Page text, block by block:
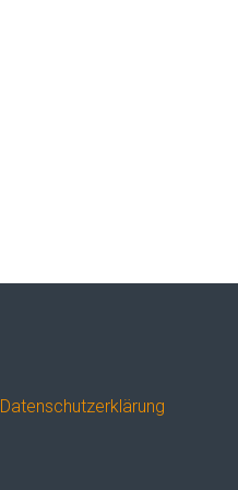
Datenschutzerklärung